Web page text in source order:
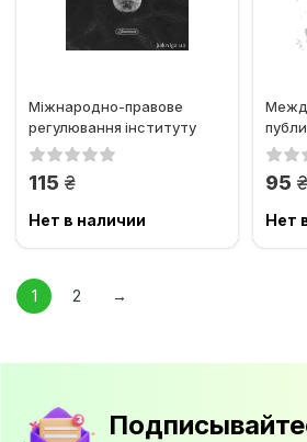
Міжнародно-правове
регулювання інституту
правонаступництва
115 грн.
Нет в наличии
95
Нет
1 2 →